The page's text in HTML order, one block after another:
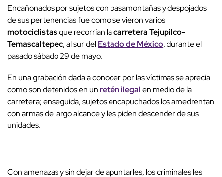
Encañonados por sujetos con pasamontañas y despojados
de sus pertenencias fue como se vieron varios
motociclistasque recorrían lacarretera Tejupilco-
Temascaltepec, al sur delEstado de México, durante el
pasado sábado 29 de mayo.
En una grabación dada a conocer por las víctimas se aprecia
como son detenidos en un retén ilegalen medio de la
carretera; enseguida, sujetos encapuchados los amedrentan
con armas de largo alcance y les piden descender de sus
unidades.
Con amenazas y sin dejar de apuntarles, los criminales les